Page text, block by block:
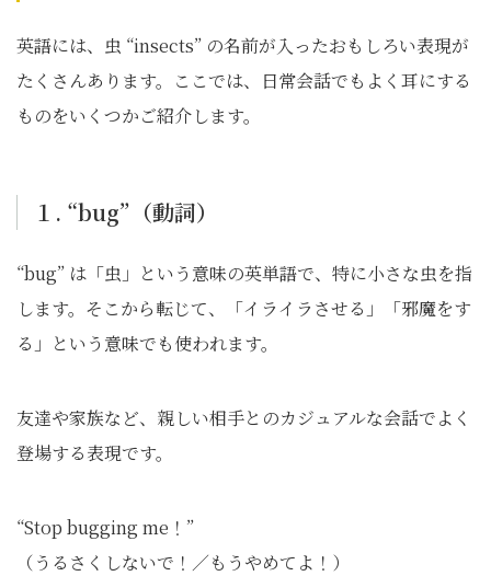
英語には、虫 “insects” の名前が入ったおもしろい表現が
たくさんあります。ここでは、日常会話でもよく耳にする
ものをいくつかご紹介します。
１. “bug”（動詞）
“bug” は「虫」という意味の英単語で、特に小さな虫を指
します。そこから転じて、「イライラさせる」「邪魔をす
る」という意味でも使われます。
友達や家族など、親しい相手とのカジュアルな会話でよく
登場する表現です。
“Stop bugging me！”
（うるさくしないで！／もうやめてよ！）